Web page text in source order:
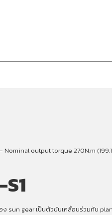
output torque 270N.m
sun gear เป็นตัวขับเคลื่อนร่วมกับ